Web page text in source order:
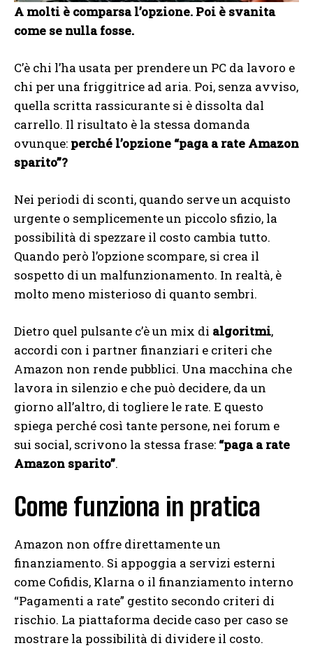
A molti è comparsa l’opzione. Poi è svanita
come se nulla fosse.
C’è chi l’ha usata per prendere un PC da lavoro e
chi per una friggitrice ad aria. Poi, senza avviso,
quella scritta rassicurante si è dissolta dal
carrello. Il risultato è la stessa domanda
ovunque: perché l’opzione “paga a rate Amazon
sparito”?
Nei periodi di sconti, quando serve un acquisto
urgente o semplicemente un piccolo sfizio, la
possibilità di spezzare il costo cambia tutto.
Quando però l’opzione scompare, si crea il
sospetto di un malfunzionamento. In realtà, è
molto meno misterioso di quanto sembri.
Dietro quel pulsante c’è un mix di algoritmi,
accordi con i partner finanziari e criteri che
Amazon non rende pubblici. Una macchina che
lavora in silenzio e che può decidere, da un
giorno all’altro, di togliere le rate. E questo
spiega perché così tante persone, nei forum e
sui social, scrivono la stessa frase: “paga a rate
Amazon sparito”.
Come funziona in pratica
Amazon non offre direttamente un
finanziamento. Si appoggia a servizi esterni
come Cofidis, Klarna o il finanziamento interno
“Pagamenti a rate” gestito secondo criteri di
rischio. La piattaforma decide caso per caso se
mostrare la possibilità di dividere il costo.